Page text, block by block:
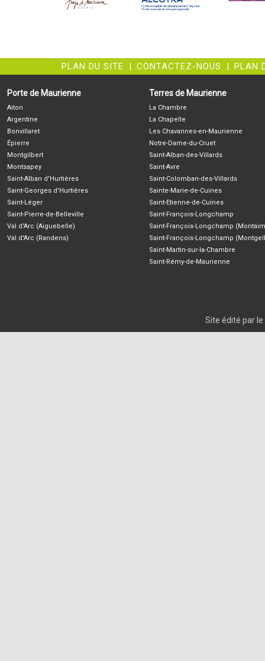
PLAN DU SITE | CONTACTEZ-NOUS | PLAN
Porte de Maurienne
Aiton
Argentine
Bonvillaret
Épierre
Montgilbert
Montsapey
Saint-Alban d'Hurtières
Saint-Georges d'Hurtières
Saint-Léger
Saint-Pierre-de-Belleville
Val d'Arc (Aiguebelle)
Val d'Arc (Randens)
Terres de Maurienne
La Chambre
La Chapelle
Les Chavannes-en-Maurienne
Notre-Dame-du-Cruet
Saint-Alban-des-Villards
Saint-Avre
Saint-Colomban-des-Villards
Sainte-Marie-de-Cuines
Saint-Etienne-de-Cuines
Saint-François-Longchamp
Saint-François-Longchamp
Saint-François-Longchamp
Saint-Martin-sur-la-Chambre
Saint-Rémy-de-Maurienne
Site édité par